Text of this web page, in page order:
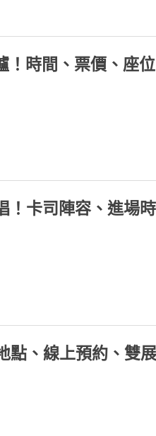
時間、票價、座
卡司陣容、進場
、線上預約、雙